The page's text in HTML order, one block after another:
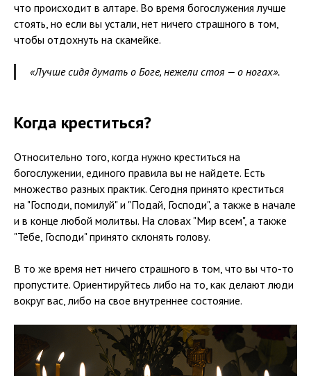
что происходит в алтаре. Во время богослужения лучше
стоять, но если вы устали, нет ничего страшного в том,
чтобы отдохнуть на скамейке.
«Лучше сидя думать о Боге, нежели стоя — о ногах».
Когда креститься?
Относительно того, когда нужно креститься на
богослужении, единого правила вы не найдете. Есть
множество разных практик. Сегодня принято креститься
на "Господи, помилуй" и "Подай, Господи", а также в начале
и в конце любой молитвы. На словах "Мир всем", а также
"Тебе, Господи" принято склонять голову.
В то же время нет ничего страшного в том, что вы что-то
пропустите. Ориентируйтесь либо на то, как делают люди
вокруг вас, либо на свое внутреннее состояние.